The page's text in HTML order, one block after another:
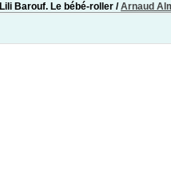
Lili Barouf. Le bébé-roller /Arnaud